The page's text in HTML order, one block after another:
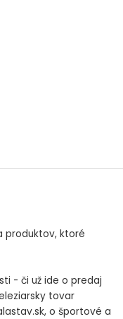
produktov, ktoré
- či už ide o predaj
tovar
o športové a